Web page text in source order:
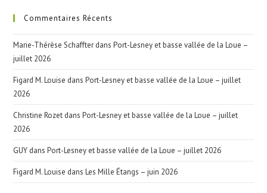
Commentaires Récents
Marie-Thérèse Schaffter dansPort-Lesney et basse vallée de la Loue –
juillet 2026
Figard M. Louise dansPort-Lesney et basse vallée de la Loue – juillet
2026
Christine Rozet dansPort-Lesney et basse vallée de la Loue – juillet
2026
GUY dansPort-Lesney et basse vallée de la Loue – juillet 2026
Figard M. Louise dansLes Mille Étangs – juin 2026